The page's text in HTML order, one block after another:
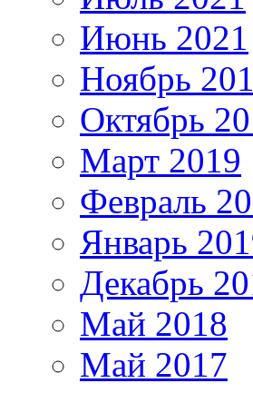
Июнь 2021
Ноябрь
Октябрь
Март 2019
Февраль
Январь
Декабрь
Май 2018
Май 2017